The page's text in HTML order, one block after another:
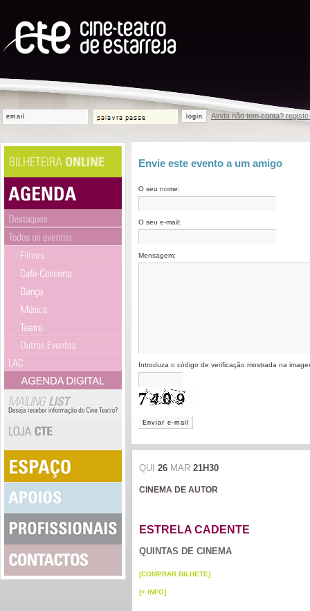
login Ainda não tem conta?
Envie este evento a um amigo
O seu nome:
O seu e-mail:
Mensagem:
Introduza o código de verificação mostrada na
Enviar e-mail
QUI 26 MAR 21H30
CINEMA DE AUTOR
ESTRELA CADENTE
QUINTAS DE CINEMA
[COMPRAR BILHETE]
[+ INFO]